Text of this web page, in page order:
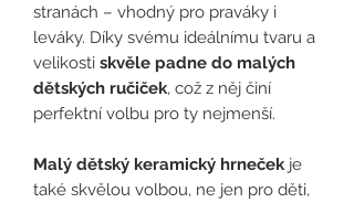
stranách – vhodný pro praváky i
leváky. Díky svému ideálnímu tvaru a
velikosti skvěle padne do malých
dětských ručiček, což z něj činí
perfektní volbu pro ty nejmenší.
Malý dětský keramický hrnečekje
také skvělou volbou, ne jen pro děti,